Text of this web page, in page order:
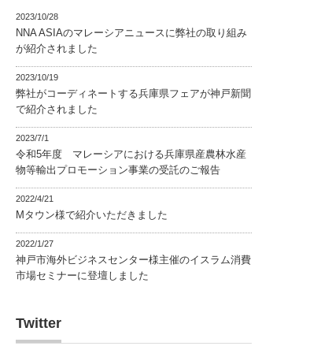
2023/10/28
NNA ASIAのマレーシアニュースに弊社の取り組み
が紹介されました
2023/10/19
弊社がコーディネートする兵庫県フェアが神戸新聞
で紹介されました
2023/7/1
令和5年度 マレーシアにおける兵庫県産農林水産
物等輸出プロモーション事業の受託のご報告
2022/4/21
Mタウン様で紹介いただきました
2022/1/27
神戸市海外ビジネスセンター様主催のイスラム消費
市場セミナーに登壇しました
Twitter